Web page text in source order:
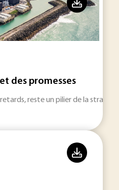
des promesses
reste un pilier de la